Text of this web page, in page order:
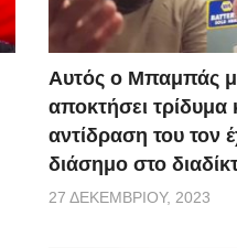
Αυτός ο Μπαμπάς
αποκτήσει τρίδυμα
αντίδραση του τον
διάσημο στο
27 ΔΕΚΕΜΒΡΊΟΥ, 2023